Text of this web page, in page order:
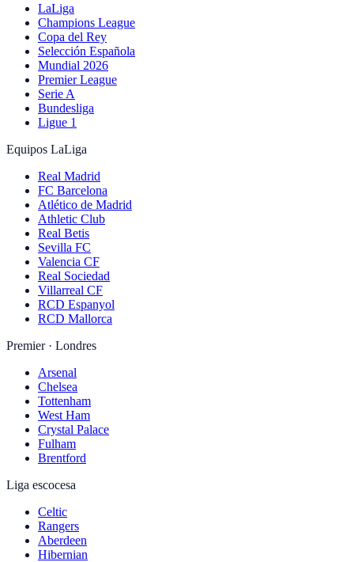
LaLiga
Champions League
Copa del Rey
Selección Española
Mundial 2026
Premier League
Serie A
Bundesliga
Ligue 1
Equipos LaLiga
Real Madrid
FC Barcelona
Atlético de Madrid
Athletic Club
Real Betis
Sevilla FC
Valencia CF
Real Sociedad
Villarreal CF
RCD Espanyol
RCD Mallorca
Premier · Londres
Arsenal
Chelsea
Tottenham
West Ham
Crystal Palace
Fulham
Brentford
Liga escocesa
Celtic
Rangers
Aberdeen
Hibernian